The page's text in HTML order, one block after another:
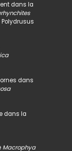
dans la
dans
dans la
Macrophya